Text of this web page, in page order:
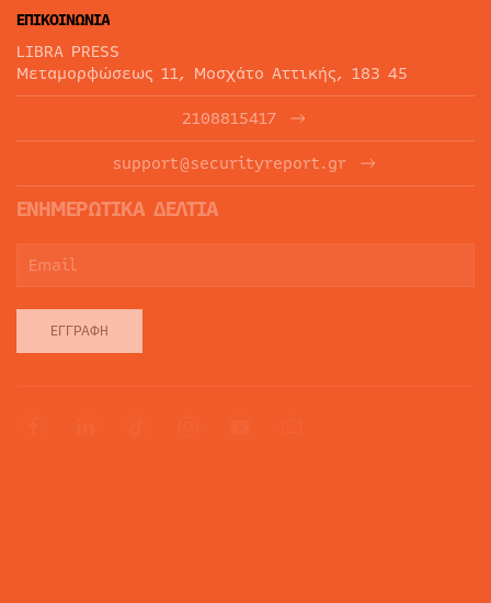
ΕΠΙΚΟΙΝΩΝΙΑ
LIBRA PRESS
Μεταμορφώσεως 11, Μοσχάτο Αττικής, 183 45
2108815417
support@securityreport.gr
ΕΝΗΜΕΡΩΤΙΚΑ ΔΕΛΤΙΑ
ΕΓΓΡΑΦΉ